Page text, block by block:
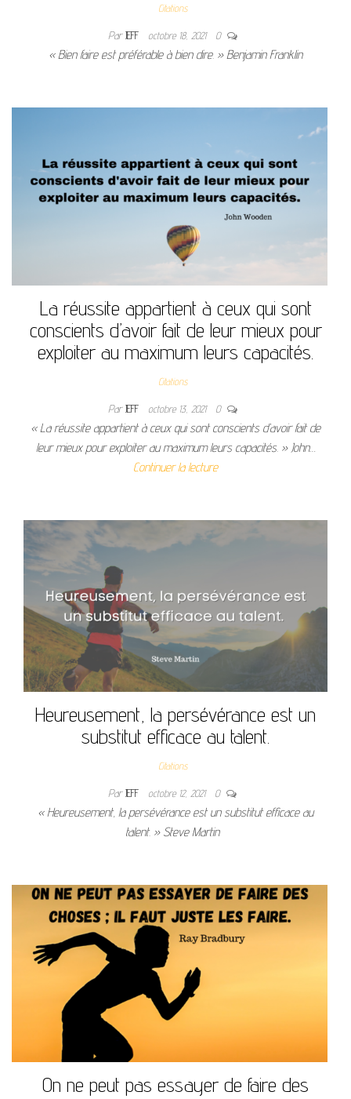
Citations
ParJEFF octobre 18, 2021 0
« Bien faire est préférable à bien dire. » Benjamin Franklin
La réussite appartient à ceux qui sont
conscients d’avoir fait de leur mieux pour
exploiter au maximum leurs capacités.
Citations
ParJEFF octobre 13, 2021 0
« La réussite appartient à ceux qui sont conscients d’avoir fait de
leur mieux pour exploiter au maximum leurs capacités. » John…
Continuer la lecture
Heureusement, la persévérance est un
substitut efficace au talent.
Citations
ParJEFF octobre 12, 2021 0
« Heureusement, la persévérance est un substitut efficace au
talent. » Steve Martin
On ne peut pas essayer de faire des